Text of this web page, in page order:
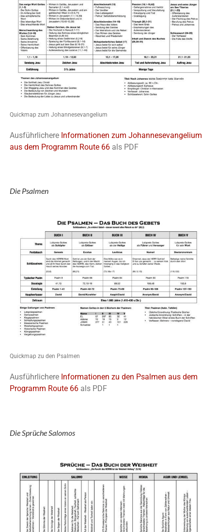
Quickmap zum Johannesevangelium
Ausführlichere Informationen zum Johannesevangelium
aus dem Programm Route 66 als PDF
Die Psalmen
Quickmap zu den Psalmen
Ausführlichere Informationen zu den Psalmen aus dem
Programm Route 66 als PDF
Die Sprüche Salomos